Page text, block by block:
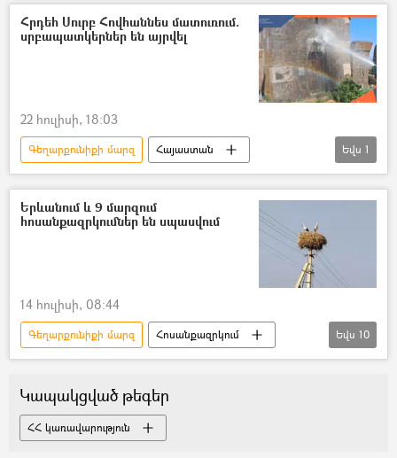
Շիրակի մարզ
Հոսանքազրկում
Հրդեհ Սուրբ Հովհաննես մատուռում.
սրբապատկերներ են այրվել
22 հուլիսի, 18:03
Գեղարքունիքի մարզ
Հայաստան
հրդեհ
մատուռ
Եվս 1
Երևանում և 9 մարզում
հոսանքազրկումներ են սպասվում
14 հուլիսի, 08:44
Գեղարքունիքի մարզ
Հոսանքազրկում
Երևան
Մարզ
Արարատի մարզ
Արմավիրի մարզ
Շիրակի մարզ
Կոտայքի մարզ
Հայաստանի էլեկտրական ցանցեր (ՀԷՑ)
Եվս 10
Կապակցված թեգեր
ՀՀ կառավարություն